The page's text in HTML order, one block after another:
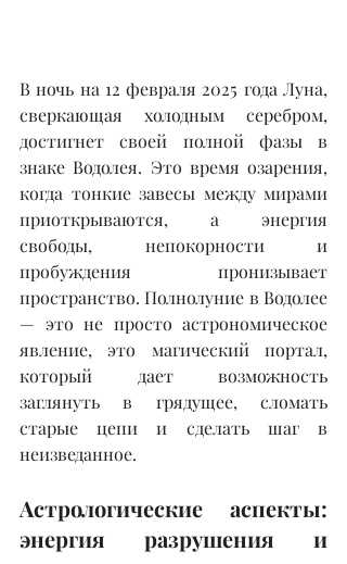
В ночь на 12 февраля 2025 года Луна,
сверкающая холодным серебром,
достигнет своей полной фазы в
знаке Водолея. Это время озарения,
когда тонкие завесы между мирами
приоткрываются, а энергия
свободы, непокорности и
пробуждения пронизывает
пространство. Полнолуние в Водолее
— это не просто астрономическое
явление, это магический портал,
который дает возможность
заглянуть в грядущее, сломать
старые цепи и сделать шаг в
неизведанное.
Астрологические аспекты:
энергия разрушения и